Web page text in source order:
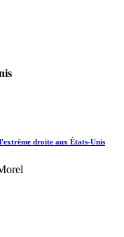
droite aux États-Unis